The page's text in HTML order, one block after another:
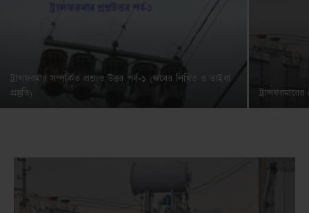
ট্রান্সফরমার সম্পর্কিত প্রশ্ন ও উত্তর পর্ব-১ (জবের লিখিত ও ভাইবা
প্রস্তুতি)